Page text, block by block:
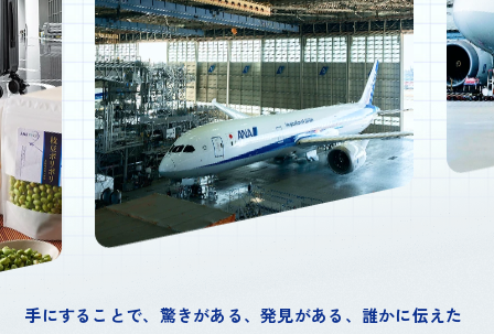
手にすることで、驚きがある、発見がある、誰かに伝えた